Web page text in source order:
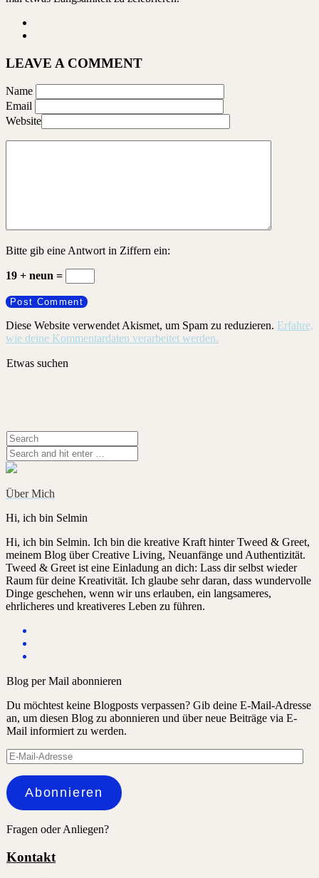
LEAVE A COMMENT
Name
Email
Website
Bitte gib eine Antwort in Ziffern ein:
19 + neun =
Diese Website verwendet Akismet, um Spam zu reduzieren. Erfahre,
wie deine Kommentardaten verarbeitet werden.
Etwas suchen
Über Mich
Hi, ich bin Selmin
Hi, ich bin Selmin. Ich bin die kreative Kraft hinter Tweed & Greet,
meinem Blog über Creative Living, Neuanfänge und Authentizität.
Tweed & Greet ist eine Einladung an dich: Lass dir selbst wieder
Raum für deine Kreativität. Ich glaube sehr daran, dass wundervolle
Dinge geschehen, wenn wir uns erlauben, ein langsameres,
ehrlicheres und kreativeres Leben zu führen.
Blog per Mail abonnieren
Du möchtest keine Blogposts verpassen? Gib deine E-Mail-Adresse
an, um diesen Blog zu abonnieren und über neue Beiträge via E-
Mail informiert zu werden.
E-
Mail-
Adresse
Abonnieren
Fragen oder Anliegen?
Kontakt